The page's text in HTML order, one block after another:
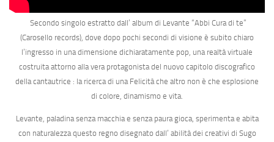
Secondo singolo estratto dall’ album di Levante “Abbi Cura di te”
(Carosello records), dove dopo pochi secondi di visione è subito chiaro
l’ingresso in una dimensione dichiaratamente pop, una realtà virtuale
costruita attorno alla vera protagonista del nuovo capitolo discografico
della cantautrice : la ricerca di una Felicità che altro non è che esplosione
di colore, dinamismo e vita.
Levante, paladina senza macchia e senza paura gioca, sperimenta e abita
con naturalezza questo regno disegnato dall’ abilità dei creativi di Sugo